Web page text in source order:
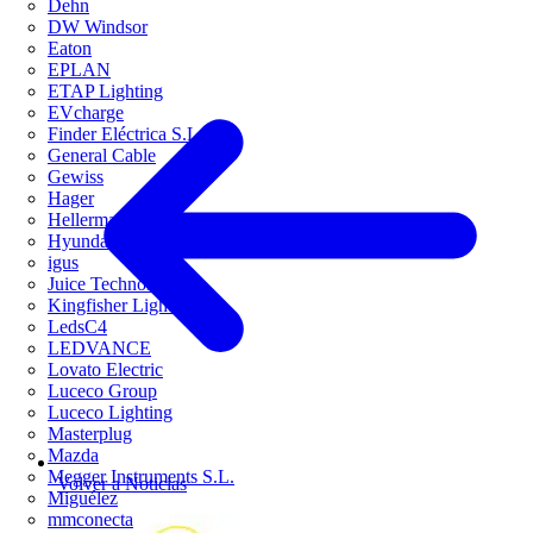
Dehn
DW Windsor
Eaton
EPLAN
ETAP Lighting
EVcharge
Finder Eléctrica S.L.U
General Cable
Gewiss
Hager
HellermannTyton
Hyundai Electric
igus
Juice Technology
Kingfisher Lighting
LedsC4
LEDVANCE
Lovato Electric
Luceco Group
Luceco Lighting
Masterplug
Mazda
Megger Instruments S.L.
Miguélez
mmconecta
Volver a Noticias